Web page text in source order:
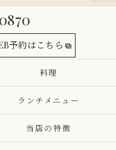
予約はこちら
料理
ランチメニュー
当店の特徴